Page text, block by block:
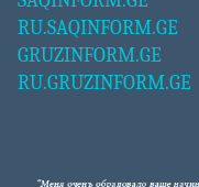
RU.SAQINFORM.GE
GRUZINFORM.GE
RU.GRUZINFORM.GE